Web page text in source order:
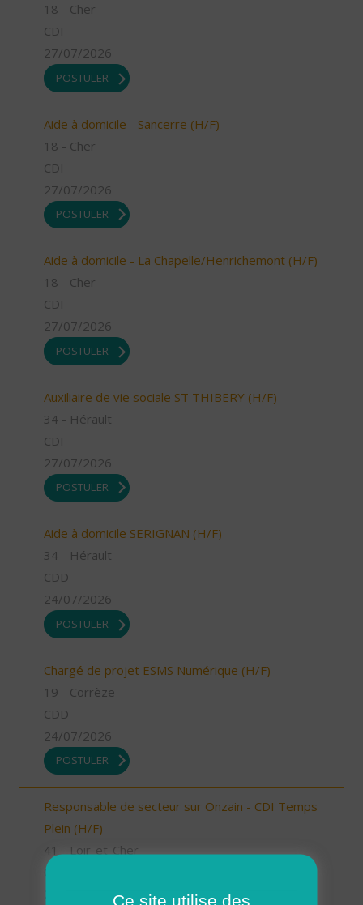
18 - Cher
CDI
27/07/2026
POSTULER
Aide à domicile - Sancerre (H/F)
18 - Cher
CDI
27/07/2026
POSTULER
Aide à domicile - La Chapelle/Henrichemont (H/F)
18 - Cher
CDI
27/07/2026
POSTULER
Auxiliaire de vie sociale ST THIBERY (H/F)
34 - Hérault
CDI
27/07/2026
POSTULER
Aide à domicile SERIGNAN (H/F)
34 - Hérault
CDD
24/07/2026
POSTULER
Chargé de projet ESMS Numérique (H/F)
19 - Corrèze
CDD
24/07/2026
POSTULER
Responsable de secteur sur Onzain - CDI Temps
Plein (H/F)
41 - Loir-et-Cher
CDI
Ce site utilise des